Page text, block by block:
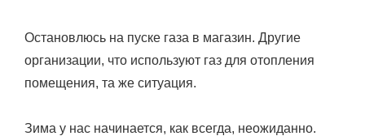
Остановлюсь на пуске газа в магазин. Другие
организации, что используют газ для отопления
помещения, та же ситуация.
Зима у нас начинается, как всегда, неожиданно.